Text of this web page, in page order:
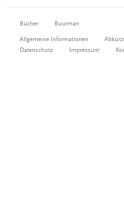
Bücher Buurman
Allgemeine Informationen
Datenschutz
Impressum